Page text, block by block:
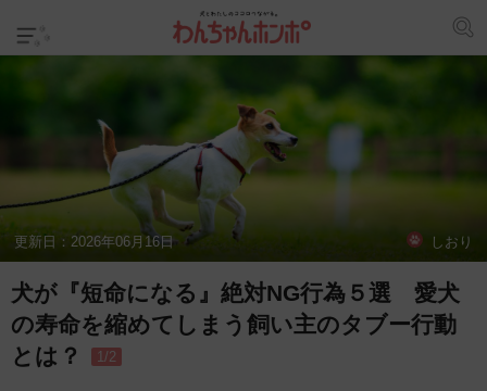
更新日： 2026年06月16日 しおり
犬が『短命になる』絶対NG行為５選 愛犬
の寿命を縮めてしまう飼い主のタブー行動
とは？
1/2